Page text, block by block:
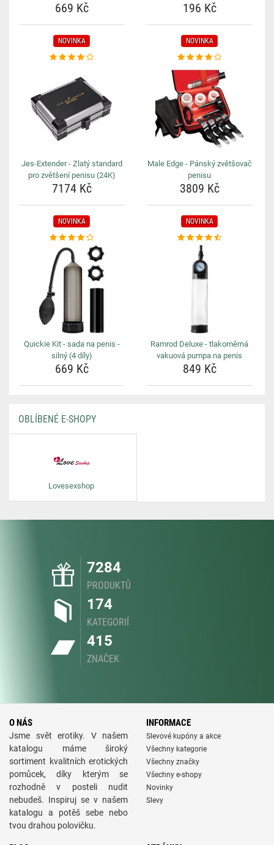
669 Kč 196 Kč
NOVINKA
Jes-Extender - Zlatý standard
pro zvětšení penisu (24K)
7174 Kč
NOVINKA
Male Edge - Pánský zvětšovač
penisu
3809 Kč
NOVINKA
Quickie Kit - sada na penis -
silný (4 díly)
669 Kč
NOVINKA
Ramrod Deluxe - tlakoměrná
vakuová pumpa na penis
849 Kč
OBLÍBENÉ E-SHOPY
Lovesexshop
7284
PRODUKTŮ
174
KATEGORIÍ
415
ZNAČEK
O NÁS
Jsme svět erotiky. V našem
katalogu máme široký
sortiment kvalitních erotických
pomůcek, díky kterým se
rozhodně v posteli nudit
nebudeš. Inspiruj se v našem
katalogu a potěš sebe nebo
tvou drahou polovičku.
INFORMACE
Slevové kupóny a akce
Všechny kategorie
Všechny značky
Všechny e-shopy
Novinky
Slevy